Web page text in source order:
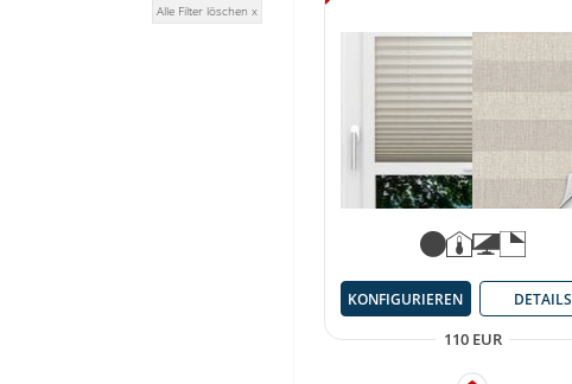
Alle Filter löschen x
110 EUR
KONFIGURIEREN DETAILS